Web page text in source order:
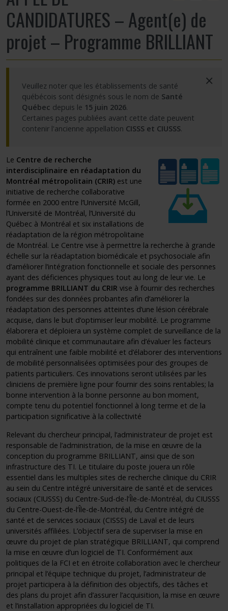
Partageons nos savoirs
Emplois et stages
Nous joindre
Plan du site
Accessibilité
Espace membre
CANDIDATURES – Agent(e) de
projet – Programme BRILLIANT
Veuillez noter que les établissements de santé
québécois sont désignés sous le nom de Santé
Québec depuis le 15 juin 2026.
Certaines pages publiées avant cette date peuvent
contenir l'ancienne appellation CISSS et CIUSSS.
×
Le Centre de recherche
interdisciplinaire en réadaptation du
Montréal métropolitain (CRIR) est une
initiative de recherche collaborative
formée en 2000 entre l’Université McGill,
l’Université de Montréal, l’Université du
Québec à Montréal et six installations de
réadaptation de la région métropolitaine
de Montréal. Le Centre vise à permettre la recherche à grande
échelle sur la réadaptation biomédicale et psychosociale afin
d’améliorer l’intégration fonctionnelle et sociale des personnes
ayant des déficiences physiques tout au long de leur vie. Le
programme BRILLIANT du CRIR vise à fournir des recherches
fondées sur des données probantes afin d’améliorer la
réadaptation des personnes atteintes d’une lésion cérébrale
acquise, dans le but d’optimiser leur mobilité. Le programme
élaborera et déploiera un système complet de surveillance de la
mobilité clinique et communautaire afin d’évaluer les facteurs
qui entraînent une faible mobilité et d’élaborer des interventions
de mobilité personnalisées optimisées pour des groupes de
patients particuliers. Ces innovations seront utilisées par les
cliniciens de première ligne pour fournir des soins rentables; la
bonne intervention à la bonne personne au bon moment,
compte tenu du potentiel fonctionnel à long terme et de la
participation significative à la collectivité
Relevant du chercheur principal, l’administrateur de projet est
responsable de l’administration, de la mise en œuvre de la
conception du programme BRILLIANT, ainsi que de son
infrastructure des TI. Le titulaire du poste jouera un rôle
essentiel dans les multiples sites de recherche clinique du CRIR
au sein du Centre intégré universitaire de santé et de services
sociaux (CIUSSS) du Centre-Sud-de-l’Île-de-Montréal, du CIUSSS
du Centre-Ouest-de-l’Île-de-Montréal, du Centre intégré de
santé et de services sociaux (CISSS) de Laval et de leurs
universités affiliées. L’objectif sera de superviser la mise en
œuvre du projet de plan stratégique BRILLIANT, qui comprend
la mise en œuvre d’un logiciel de TI. Conformément aux
politiques de la FCI et en étroite collaboration avec le chercheur
principal et l’équipe technique du projet, l’administrateur de
projet participera à la définition des objectifs, des tâches et
des plans du projet afin d’assurer l’acquisition, la mise en œuvre
et l’installation appropriées du logiciel de TI.